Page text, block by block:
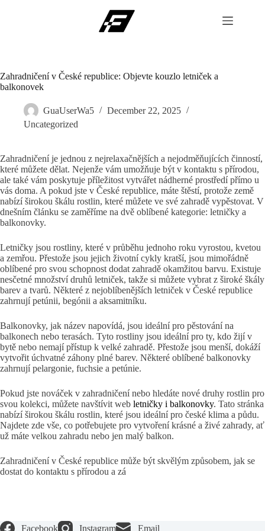
Zahradničení v České republice: Objevte kouzlo letniček a
balkonovek
GuaUserWa5
December 22, 2025
Uncategorized
Zahradničení je jednou z nejrelaxačnějších a nejodměňujících činností,
které můžete dělat. Nejenže vám umožňuje být v kontaktu s přírodou,
ale také vám poskytuje příležitost vytvářet nádherné prostředí přímo u
vás doma. A pokud jste v České republice, máte štěstí, protože země
nabízí širokou škálu rostlin, které můžete ve své zahradě vypěstovat. V
dnešním článku se zaměříme na dvě oblíbené kategorie: letničky a
balkonovky.
Letničky jsou rostliny, které v průběhu jednoho roku vyrostou, kvetou
a zemřou. Přestože jsou jejich životní cykly kratší, jsou mimořádně
oblíbené pro svou schopnost dodat zahradě okamžitou barvu. Existuje
nesčetné množství druhů letniček, takže si můžete vybrat z široké škály
barev a tvarů. Některé z nejoblíbenějších letniček v České republice
zahrnují petúnii, begónii a aksamitníku.
Balkonovky, jak název napovídá, jsou ideální pro pěstování na
balkonech nebo terasách. Tyto rostliny jsou ideální pro ty, kdo žijí v
bytě nebo nemají přístup k velké zahradě. Přestože jsou menší, dokáží
vytvořit úchvatné záhony plné barev. Některé oblíbené balkonovky
zahrnují pelargonie, fuchsie a petúnie.
Pokud jste nováček v zahradničení nebo hledáte nové druhy rostlin pro
svou kolekci, můžete navštívit web letničky i balkonovky. Tato stránka
nabízí širokou škálu rostlin, které jsou ideální pro české klima a půdu.
Najdete zde vše, co potřebujete pro vytvoření krásné a živé zahrady, ať
už máte velkou zahradu nebo jen malý balkon.
Zahradničení v České republice může být skvělým způsobem, jak se
dostat do kontaktu s přírodou a zá
Facebook Instagram Email